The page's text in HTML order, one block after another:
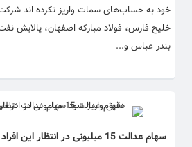
خود به حساب‌های سمات واریز نکرده اند
خلیج فارس، فولاد مبارکه اصفهان، پالایش
بندر عباس و...
سهام عدالت 15 میلیونی در انتظار